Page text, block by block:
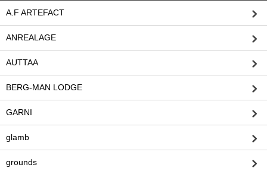
A.F ARTEFACT
ANREALAGE
AUTTAA
BERG-MAN LODGE
GARNI
glamb
grounds